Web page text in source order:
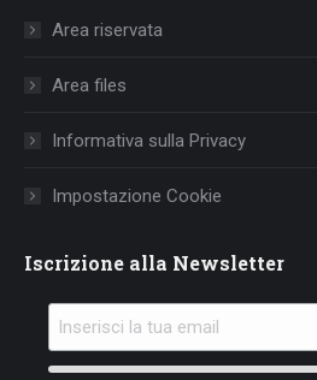
windowwindow
Area riservata
Area files
Informativa sulla Privacy
Impostazione Cookie
Iscrizione alla Newsletter